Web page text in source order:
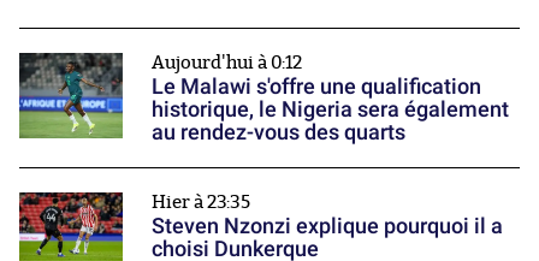
Aujourd'hui à 0:12
Le Malawi s'offre une qualification
historique, le Nigeria sera également
au rendez-vous des quarts
Hier à 23:35
Steven Nzonzi explique pourquoi il a
choisi Dunkerque